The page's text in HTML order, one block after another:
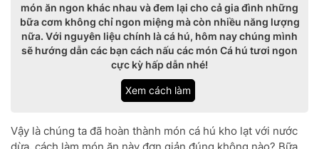
món ăn ngon khác nhau và đem lại cho cả gia đình những
bữa cơm không chỉ ngon miệng mà còn nhiều năng lượng
nữa. Với nguyên liệu chính là cá hú, hôm nay chúng mình
sẽ hướng dẫn các bạn cách nấu các món Cá hú tươi ngon
cực kỳ hấp dẫn nhé!
Xem cách làm
Vậy là chúng ta đã hoàn thành món cá hú kho lạt với nước